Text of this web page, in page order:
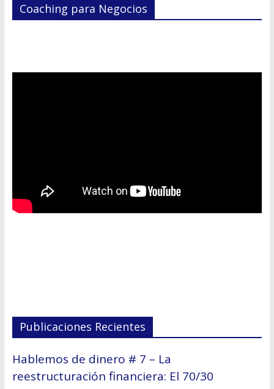
Coaching para Negocios
Publicaciones Recientes
Hablemos de dinero # 7 – La
reestructuración financiera: El 70/30